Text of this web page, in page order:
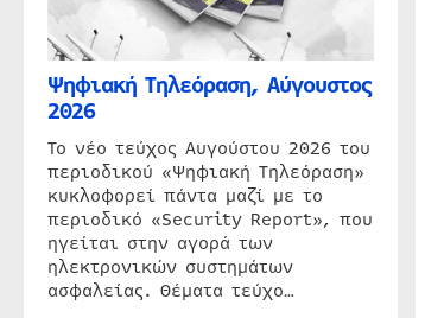
Ψηφιακή Τηλεόραση, Αύγουστος
2026
Το νέο τεύχος Αυγούστου 2026 του
περιοδικού «Ψηφιακή Τηλεόραση»
κυκλοφορεί πάντα μαζί με το
περιοδικό «Security Report», που
ηγείται στην αγορά των
ηλεκτρονικών συστημάτων
ασφαλείας. Θέματα τεύχο…